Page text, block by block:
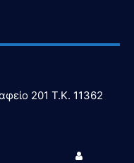
201 T.K. 11362